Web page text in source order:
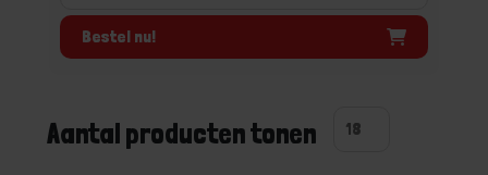
Bestel nu!
Aantal producten tonen